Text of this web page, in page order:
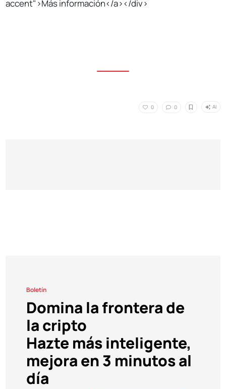
accent">Más información</a></div>
0 0 AI
Boletín
Domina la frontera de
la cripto
Hazte más inteligente,
mejora en 3 minutos al
día